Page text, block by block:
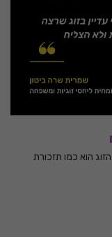
הוא כמו תזכורת